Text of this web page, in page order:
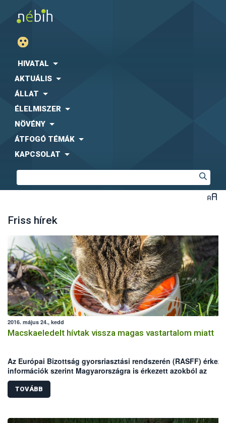
HIVATAL
AKTUÁLIS
ÁLLAT
ÉLELMISZER
NÖVÉNY
ÁTFOGÓ TÉMÁK
KAPCSOLAT
Friss hírek
2016. május 24., kedd
Macskaeledelt hívtak vissza magas vastartalom miatt
Az Európai Bizottság gyorsriasztási rendszerén (RASFF)
információk szerint Magyarországra is érkezett azokból az
egyadagos macskaeledelekből, melyekben magas vastartalmat
mértek.
TOVÁBB